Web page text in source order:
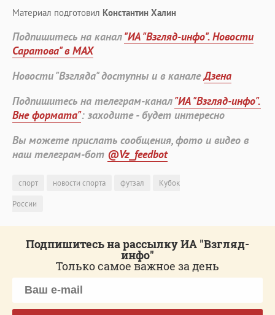
Материал подготовил Константин Халин
Подпишитесь на канал"ИА "Взгляд-инфо". Новости
Саратова" в MAX
Новости "Взгляда" доступны и в каналеДзена
Подпишитесь на телеграм-канал"ИА "Взгляд-инфо".
Вне формата": заходите - будет интересно
Вы можете прислать сообщения, фото и видео в
наш телеграм-бот @Vz_feedbot
спорт новости спорта футзал
Кубок
России
Подпишитесь на рассылку ИА "Взгляд-
инфо"
Только самое важное за день